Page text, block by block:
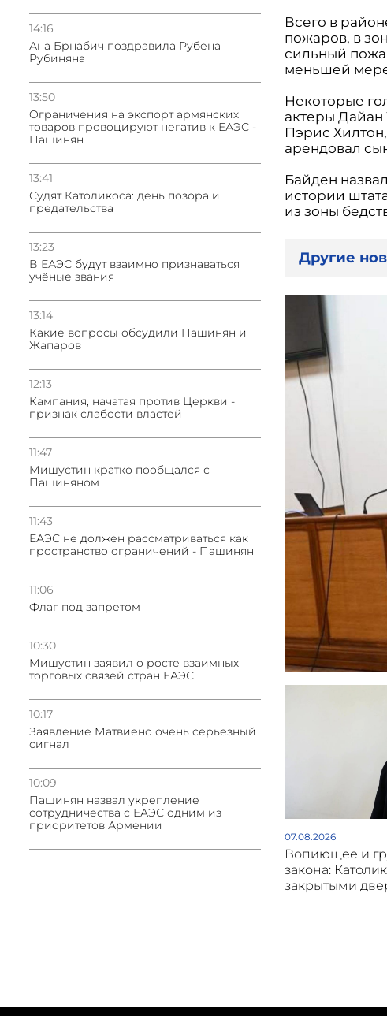
14:16
Ана Брнабич поздравила Рубена
Рубиняна
13:50
Oграничения на экспорт армянских
товаров провоцируют негатив к ЕАЭС -
Пашинян
13:41
Судят Католикоса: день позора и
предательства
13:23
В ЕАЭС будут взаимно признаваться
учёные звания
13:14
Какие вопросы обсудили Пашинян и
Жапаров
12:13
Кампания, начатая против Церкви -
признак слабости властей
11:47
Мишустин кратко пообщался с
Пашиняном
11:43
ЕАЭС не должен рассматриваться как
пространство ограничений - Пашинян
11:06
Флаг под запретом
10:30
Мишустин заявил о росте взаимных
торговых связей стран ЕАЭС
10:17
Заявление Матвиено очень серьезный
сигнал
10:09
Пашинян назвал укрепление
сотрудничества с ЕАЭС одним из
приоритетов Армении
Всего в
пожаров, в
сильный
меньшей
Некоторые
актеры
Пэрис
арендовал
Байден
истории
из зоны
Другие
07.08.2026
Вопиющее и
закона:
закрытыми